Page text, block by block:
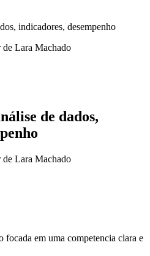
indicadores, desempenho
Lara Machado
de dados,
Lara Machado
focada em uma competencia clara e